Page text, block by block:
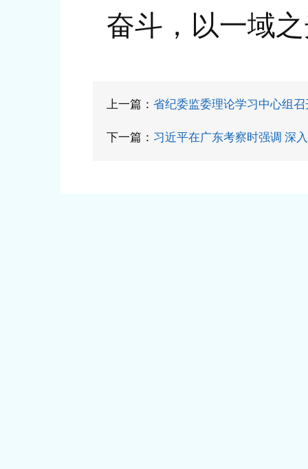
奋斗，以一域
上一篇： 省纪委监委理论学习中心组
下一篇： 习近平在广东考察时强调 深